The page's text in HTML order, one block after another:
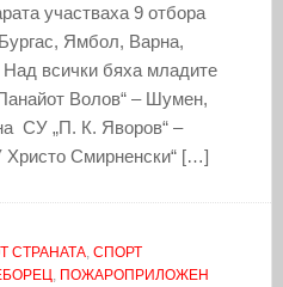
участваха 9 отбора
Ямбол, Варна,
всички бяха младите
Волов“ – Шумен,
СУ „П. К. Яворов“ –
Христо Смирненски“ […]
СТРАНАТА, СПОРТ
, ПОЖАРОПРИЛОЖЕН